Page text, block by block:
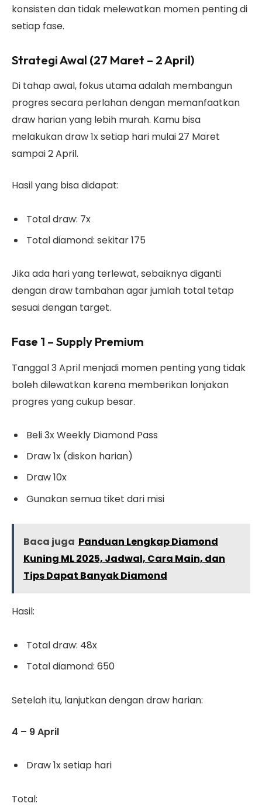
konsisten dan tidak melewatkan momen penting di
setiap fase.
Strategi Awal (27 Maret – 2 April)
Di tahap awal, fokus utama adalah membangun
progres secara perlahan dengan memanfaatkan
draw harian yang lebih murah. Kamu bisa
melakukan draw 1x setiap hari mulai 27 Maret
sampai 2 April.
Hasil yang bisa didapat:
Total draw: 7x
Total diamond: sekitar 175
Jika ada hari yang terlewat, sebaiknya diganti
dengan draw tambahan agar jumlah total tetap
sesuai dengan target.
Fase 1 – Supply Premium
Tanggal 3 April menjadi momen penting yang tidak
boleh dilewatkan karena memberikan lonjakan
progres yang cukup besar.
Beli 3x Weekly Diamond Pass
Draw 1x (diskon harian)
Draw 10x
Gunakan semua tiket dari misi
Baca juga Panduan Lengkap Diamond
Kuning ML 2025, Jadwal, Cara Main, dan
Tips Dapat Banyak Diamond
Hasil:
Total draw: 48x
Total diamond: 650
Setelah itu, lanjutkan dengan draw harian:
4 – 9 April
Draw 1x setiap hari
Total: